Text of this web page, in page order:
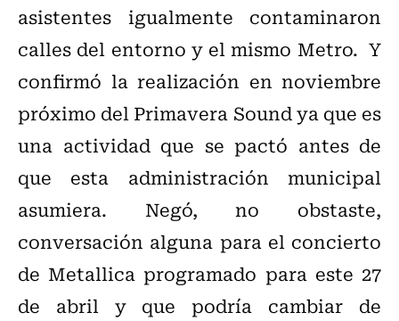
asistentes igualmente contaminaron
calles del entorno y el mismo Metro. Y
confirmó la realización en noviembre
próximo del Primavera Sound ya que es
una actividad que se pactó antes de
que esta administración municipal
asumiera. Negó, no obstaste,
conversación alguna para el concierto
de Metallica programado para este 27
de abril y que podría cambiar de